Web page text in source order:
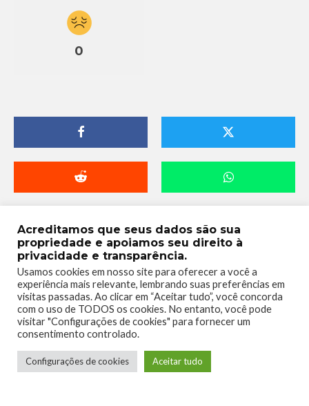
0
Telmo Camargo
Editor Chefe
Acreditamos que seus dados são sua
propriedade e apoiamos seu direito à
privacidade e transparência.
Usamos cookies em nosso site para oferecer a você a
experiência mais relevante, lembrando suas preferências em
visitas passadas. Ao clicar em “Aceitar tudo”, você concorda
com o uso de TODOS os cookies. No entanto, você pode
visitar "Configurações de cookies" para fornecer um
consentimento controlado.
Configurações de cookies Aceitar tudo